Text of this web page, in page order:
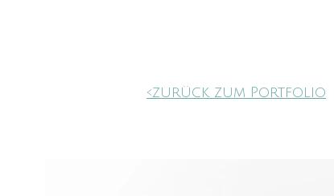
<zurück zum Portfolio